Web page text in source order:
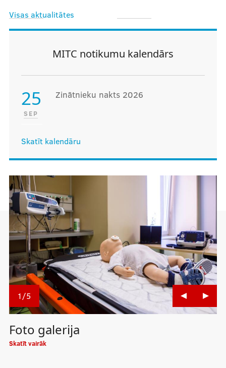
Visas aktualitātes
MITC notikumu kalendārs
25
SEP
Zinātnieku nakts 2026
Skatīt kalendāru
1/5
Foto galerija
Skatīt vairāk